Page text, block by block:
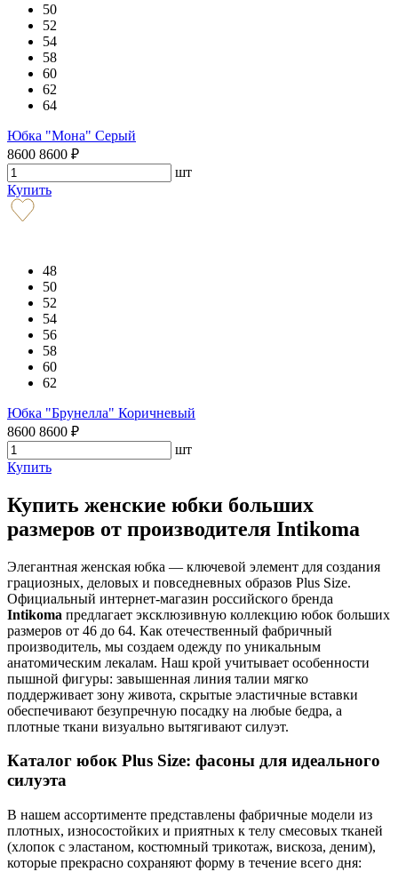
50
52
54
58
60
62
64
Юбка "Мона" Серый
8600 8600 ₽
шт
Купить
48
50
52
54
56
58
60
62
Юбка "Брунелла" Коричневый
8600 8600 ₽
шт
Купить
Купить женские юбки больших
размеров от производителя Intikoma
Элегантная женская юбка — ключевой элемент для создания
грациозных, деловых и повседневных образов Plus Size.
Официальный интернет-магазин российского бренда
Intikoma предлагает эксклюзивную коллекцию юбок больших
размеров от 46 до 64. Как отечественный фабричный
производитель, мы создаем одежду по уникальным
анатомическим лекалам. Наш крой учитывает особенности
пышной фигуры: завышенная линия талии мягко
поддерживает зону живота, скрытые эластичные вставки
обеспечивают безупречную посадку на любые бедра, а
плотные ткани визуально вытягивают силуэт.
Каталог юбок Plus Size: фасоны для идеального
силуэта
В нашем ассортименте представлены фабричные модели из
плотных, износостойких и приятных к телу смесовых тканей
(хлопок с эластаном, костюмный трикотаж, вискоза, деним),
которые прекрасно сохраняют форму в течение всего дня: